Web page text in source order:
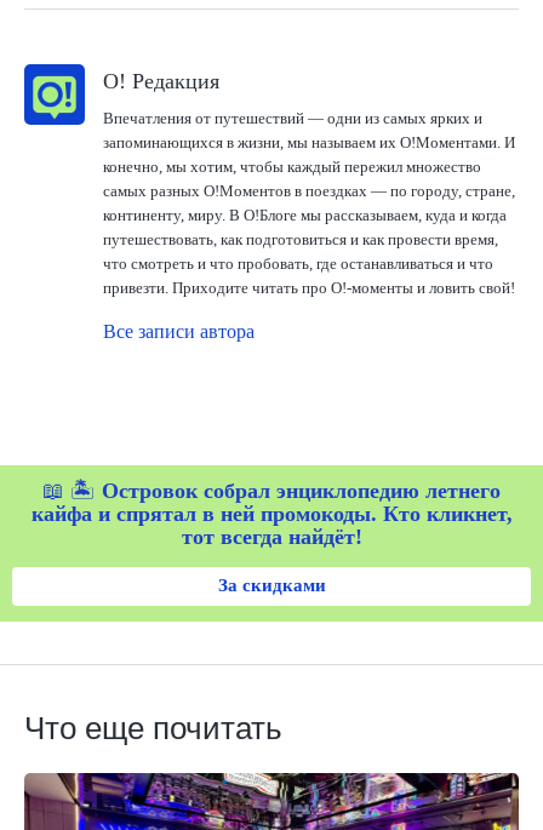
О! Редакция
Впечатления от путешествий — одни из самых ярких и
запоминающихся в жизни, мы называем их О!Моментами. И
конечно, мы хотим, чтобы каждый пережил множество
самых разных О!Моментов в поездках — по городу, стране,
континенту, миру. В О!Блоге мы рассказываем, куда и когда
путешествовать, как подготовиться и как провести время,
что смотреть и что пробовать, где останавливаться и что
привезти. Приходите читать про О!-моменты и ловить свой!
Все записи автора
📖 🏝️ Островок собрал энциклопедию летнего
кайфа и спрятал в ней промокоды. Кто кликнет,
тот всегда найдёт!
За скидками
Что еще почитать